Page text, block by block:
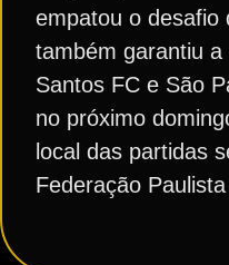
empatou o desafio
também garantiu a
Santos FC e São
no próximo
local das partidas
Federação